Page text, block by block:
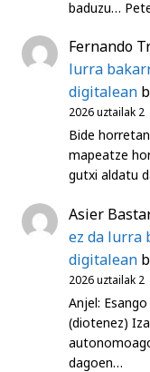
baduzu…
Fernando
lurra
digitalean
2026 uztailak 2
Bide
mapeatze
gutxi aldatu
Asier
ez da lurra
digitalean
2026 uztailak 2
Anjel:
(diotenez)
dagoen…